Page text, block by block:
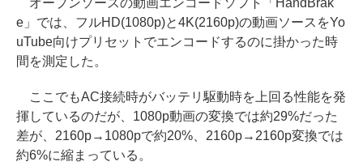
オープンソースの動画エンコードソフト「HandBrak
e」では、フルHD(1080p)と4K(2160p)の動画ソースをYo
uTube向けプリセットでエンコードするのに掛かった時
間を測定した。
ここでもAC接続時がバッテリ駆動時を上回る性能を発
揮しているのだが、1080p動画の変換では約29%だった
差が、2160p→1080pで約20%、2160p→2160p変換では
約6%に縮まっている。